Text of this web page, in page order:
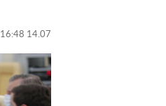
16:48 14.07